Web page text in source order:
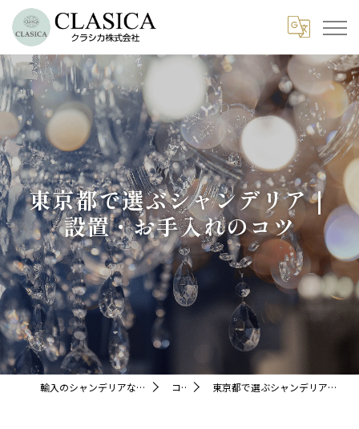
東京都で選ぶシャンデリア｜
設置・お手入れのコツ
輸入のシャンデリアならクラシカ株式会社 コラム 東京都で選ぶシャンデリア｜設置・お手入れのコツ